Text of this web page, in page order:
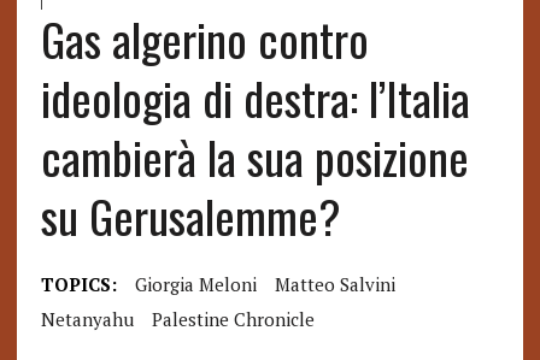
Gas algerino contro
ideologia di destra: l’Italia
cambierà la sua posizione
su Gerusalemme?
TOPICS: Giorgia Meloni
Matteo Salvini
Netanyahu
Palestine Chronicle